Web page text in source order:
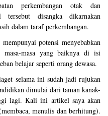
perkembangan otak dan
disangka dikarnakan
dalam taraf perkembangan.
potensi menyebabkan
masa-masa yang baiknya di isi
belajar seperti orang dewasa.
selama ini sudah jadi rujukan
dimulai dari taman kanak-
lagi. Kali ini artikel saya akan
menulis dan berhitung).